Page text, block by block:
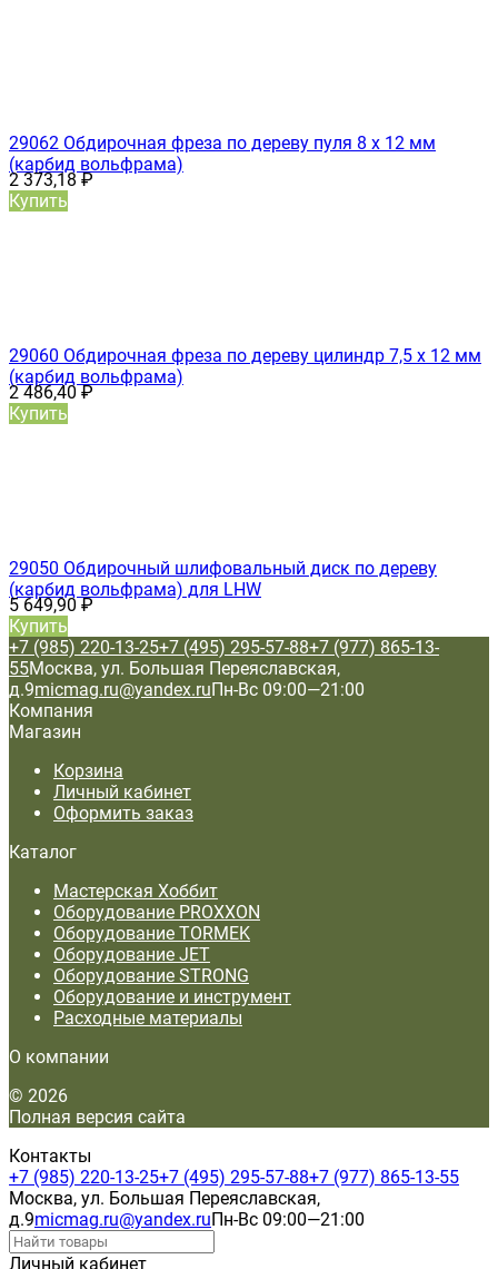
29062 Обдирочная фреза по дереву пуля 8 х 12 мм
(карбид вольфрама)
2 373,18₽
Купить
29060 Обдирочная фреза по дереву цилиндр 7,5 х 12 мм
(карбид вольфрама)
2 486,40₽
Купить
29050 Обдирочный шлифовальный диск по дереву
(карбид вольфрама) для LHW
5 649,90₽
Купить
+7 (985) 220-13-25+7 (495) 295-57-88+7 (977) 865-13-
55Москва, ул. Большая Переяславская,
д.9micmag.ru@yandex.ruПн-Вс 09:00—21:00
Компания
Магазин
Корзина
Личный кабинет
Оформить заказ
Каталог
Мастерская Хоббит
Оборудование PROXXON
Оборудование TORMEK
Оборудование JET
Оборудование STRONG
Оборудование и инструмент
Расходные материалы
О компании
© 2026
Полная версия сайта
Контакты
+7 (985) 220-13-25+7 (495) 295-57-88+7 (977) 865-13-55
Москва, ул. Большая Переяславская,
д.9micmag.ru@yandex.ruПн-Вс 09:00—21:00
Личный кабинет